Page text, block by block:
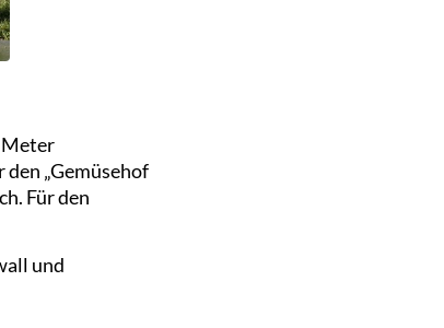
Meter
„Gemüsehof
Für den
und